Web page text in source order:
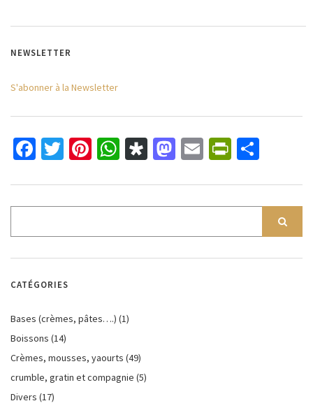
NEWSLETTER
S'abonner à la Newsletter
Facebook
Twitter
Pinterest
WhatsApp
Diaspora
Mastodon
Email
CATÉGORIES
Bases (crèmes, pâtes….) (1)
Boissons (14)
Crèmes, mousses, yaourts (49)
crumble, gratin et compagnie (5)
Divers (17)